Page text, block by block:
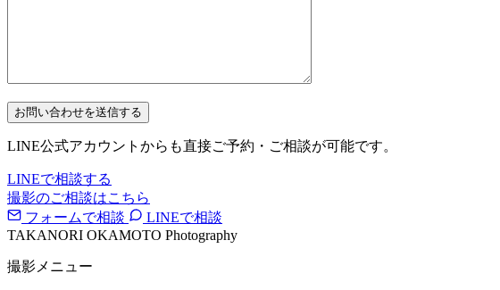
LINE公式アカウントからも直接ご予約・ご相談が可能です。
LINEで相談する
撮影のご相談はこちら
フォームで相談
LINEで相談
TAKANORI OKAMOTO Photography
撮影メニュー